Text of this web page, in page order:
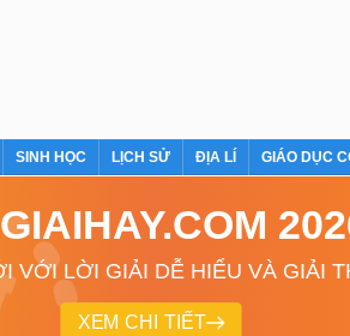
SINH HỌC LỊCH SỬ ĐỊA LÍ GIÁO DỤC
VỚI LỜI GIẢI DỄ HIỂU VÀ GIẢI
XEM CHI TIẾT